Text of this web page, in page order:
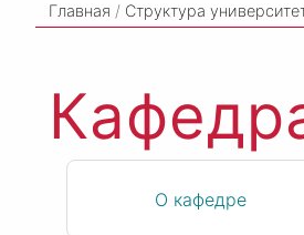
Главная / Структура
О кафедре